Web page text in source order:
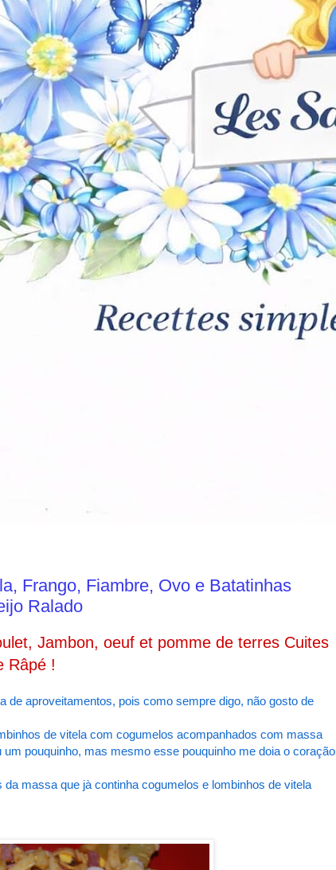
Frango, Fiambre, Ovo e Batatinhas
Ralado
Jambon, oeuf et pomme de terres Cuites
Râpé !
de aproveitamentos, pois como sempre digo, não gosto de
de vitela com cogumelos acompanhados com massa
pouquinho, mas mesmo esse pouquinho me doia o coração
massa que jà continha cogumelos e lombinhos de vitela